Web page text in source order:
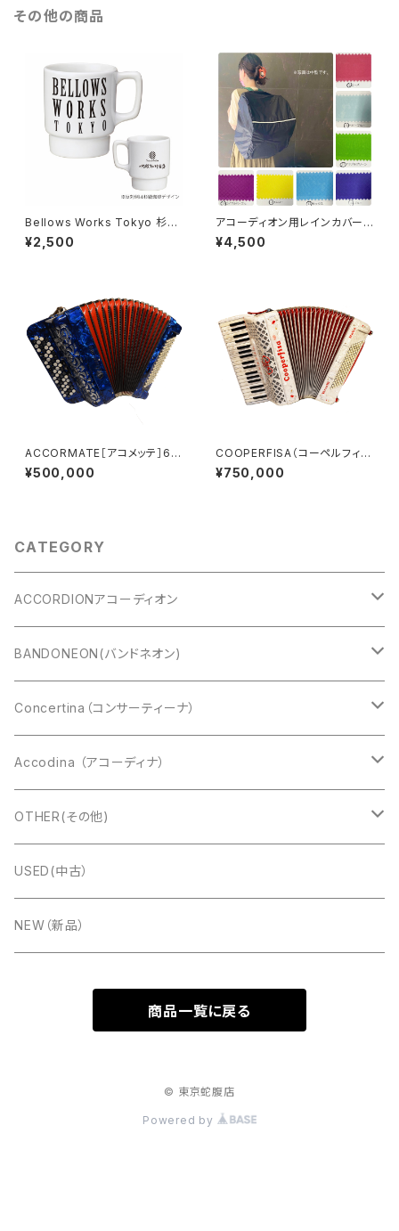
その他の商品
Bellows Works Tokyo 杉綾
珈琲豆店 マグカップ
¥2,500
アコーディオン用レインカバー
中型 カラーオーダー【ドイツ水
害チャリティ商品】
¥4,500
ACCORMATE［アコメッテ］60
ボタン 96BASS
¥500,000
COOPERFISA（コーペルフィ
サ）
¥750,000
CATEGORY
ACCORDIONアコーディオン
CAVAGNOLO(キャバニョロ)
Cooperfisa(コーペルフィサ)
Exelsior(エキセルシァー)
Bugari(ブガリ)
Titano(タイタノ)
Accormate(アコメッテ)
Hohner(ホーナー)
Hessmühler［ヘスミューラー］
BANDONEON(バンドネオン)
CROMATIC(クロマチック)
DIATONIC（ダイアトニック）
Alfred Arnold（AA:ドブレアー）
Ernst Luis Arnold(ELA:エラ)
PREMIER(プレミア）
Meinel&Herold(メイネルアンドへロルド）
Concertina（コンサーティーナ）
アングロコンサーティーナ
イングリッシュコンサーティーナ
Charles Wheatstone
Accodina （アコーディナ）
Marcel Druex
OTHER(その他)
楽器ケース
FUSELLI（フセリ）
楽譜
USED(中古）
NEW（新品）
商品一覧に戻る
© 東京蛇腹店
Powered by